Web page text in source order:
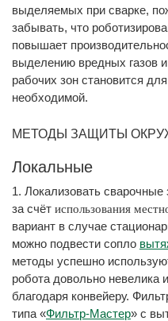
выделяемых при сварке,
забывать, что
повышает
выделению вредных газов
рабочих зон становится
необходимой.
МЕТОДЫ ЗАЩИТЫ
Локальные
1. Локализовать
за счёт использования
вариант в случае
можно подвести сопло
методы успешно
робота довольно невелика
благодаря конвейеру.
типа «Фильтр-Мастер» с